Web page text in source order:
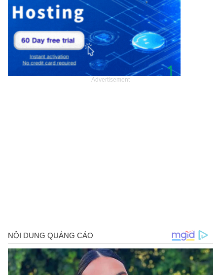
Advertisement